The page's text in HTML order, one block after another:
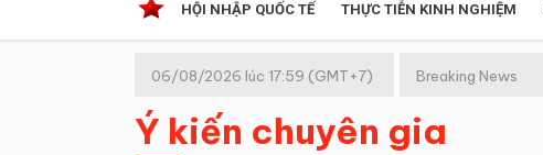
HỘI NHẬP QUỐC TẾ THỰC TIỄN KINH NGHIỆM
Kinh tế hội nhập
Doanh nghiệp
06/08/2026 lúc 17:59 (GMT+7) Breaking News
Ý kiến chuyên gia